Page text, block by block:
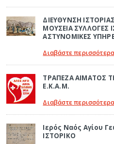
ΔΙΕΥΘΥΝΣΗ
ΜΟΥΣΕΙΑ ΣΥΛΛΟΓΕΣ
ΑΣΤΥΝΟΜΙΚΕΣ
Διαβάστε περισσότερα
ΤΡΑΠΕΖΑ ΑΙΜΑΤΟΣ
Ε.Κ.Α.Μ.
Διαβάστε περισσότερα
Ιερός Ναός Αγίου
ΙΣΤΟΡΙΚΟ